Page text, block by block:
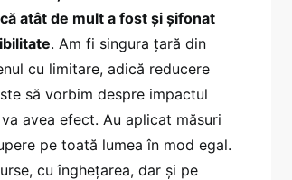
atât de mult a fost și șifonat
. Am fi singura țară din
cu limitare, adică reducere
să vorbim despre impactul
avea efect. Au aplicat măsuri
pe toată lumea în mod egal.
cu înghețarea, dar și pe